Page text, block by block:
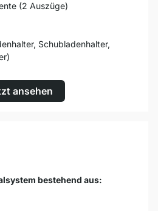
(2 Auszüge)
Schubladenhalter,
ansehen
bestehend aus: